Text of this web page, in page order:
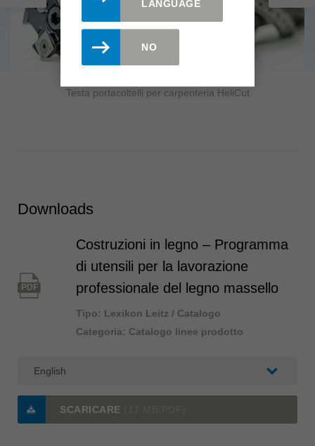
Testa portacoltelli per carpenteria HeliCut
Downloads
PDF
Costruzioni in legno – Programma
di utensili per la lavorazione
professionale del legno massello
Tipo: Lexikon Leitz / Catalogo
Categoria: Catalogo linee prodotto
SCARICARE
LANGUAGE
NO